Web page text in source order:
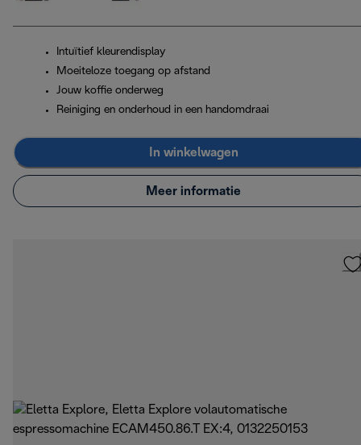
Intuïtief kleurendisplay
Moeiteloze toegang op afstand
Jouw koffie onderweg
Reiniging en onderhoud in een handomdraai
In winkelwagen
Meer informatie